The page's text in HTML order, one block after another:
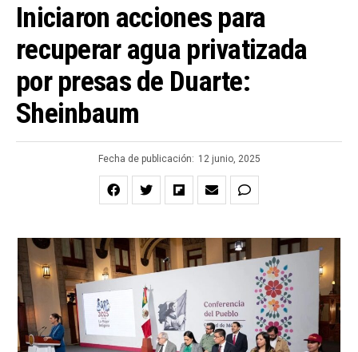
Iniciaron acciones para
recuperar agua privatizada
por presas de Duarte:
Sheinbaum
Fecha de publicación: 12 junio, 2025